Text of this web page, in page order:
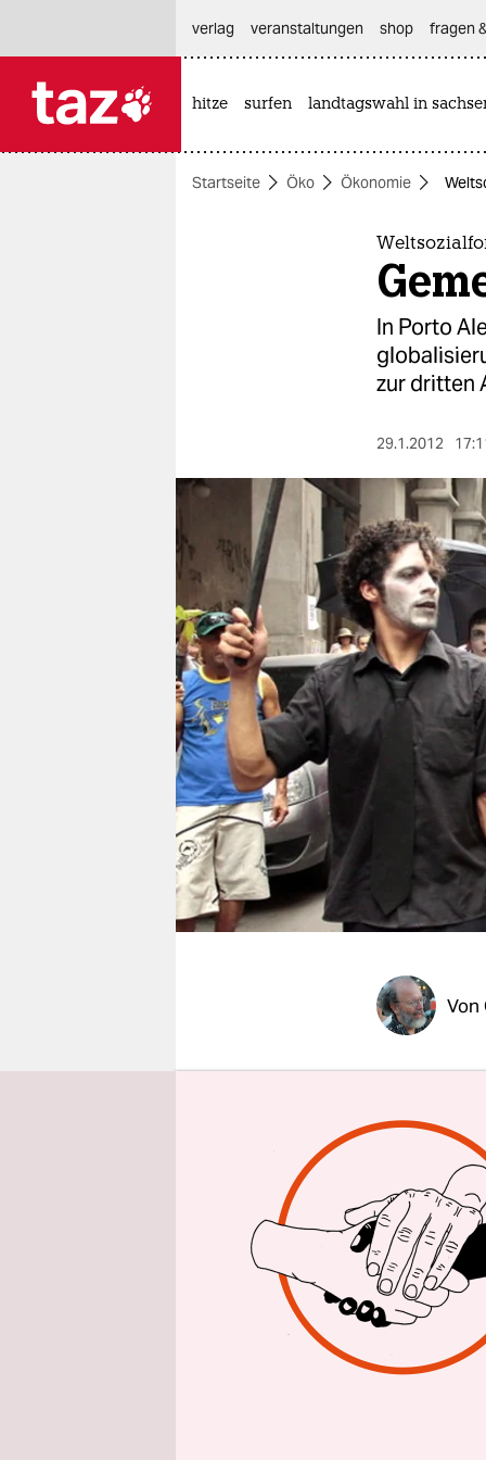
themen
berlin
nord
wahrheit
verlag
verlag
veranstaltungen
shop
fragen & hilfe
unterstützen
abo
genossenschaft
verlag
veranstaltungen shop fragen
hitze surfen landtagswahl in
Startseite Öko Ökonomie
In Porto
zur dritten
29.1.2012
Von
einfach
im alten
ist wie
Im
der
strebten